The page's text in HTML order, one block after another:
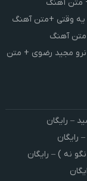
متن آهنگ
یه وقتی +متن آهنگ
متن آهنگ
نرو مجید رضوی + متن
– رایگان
رایگان
نه ) – رایگان